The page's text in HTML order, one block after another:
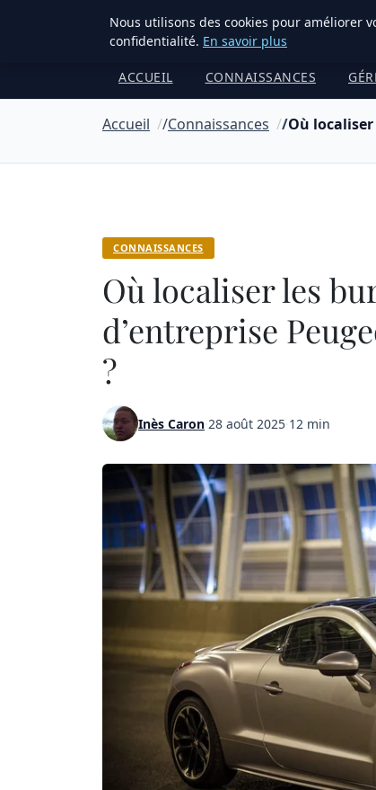
Bible Telemarketing
ACCUEIL CONNAISSANCES
Accueil Connaissances Où
CONNAISSANCES
Où localiser les
d’entreprise
?
Inès Caron 28 août 2025 12 min
Nous utilisons des cookies pour améliorer
confidentialité. En savoir plus